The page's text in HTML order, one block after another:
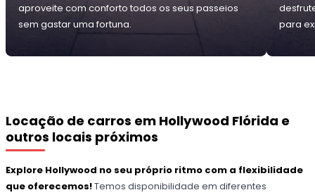
aproveite com conforto todos os seus passeios
sem gastar uma fortuna.
para
Locação de carros em Hollywood Flórida e
outros locais próximos
Explore Hollywood no seu próprio ritmo com a flexibilidade
que oferecemos!Temos disponibilidade em diferentes